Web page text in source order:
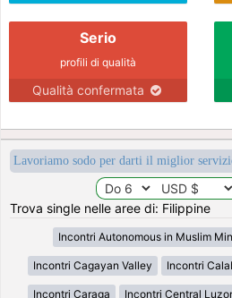
Serio
profili di qualità
Qualità confermata
Lavoriamo sodo per darti il miglior
Trova single nelle aree di: Filippine
Incontri Autonomous in Muslim
Incontri Cagayan Valley Incontri
Incontri Caraga Incontri Central